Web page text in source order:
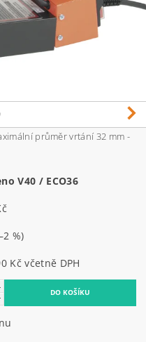
průměr vrtání 32 mm -
V40 / ECO36
%)
47 419,90 Kč včetně DPH